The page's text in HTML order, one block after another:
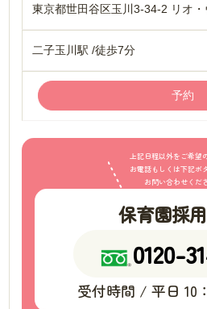
東京都世田谷区玉川3-34-2 リオ
二子玉川駅 /徒歩7分
予約
上記日程以外をご希望
お電話もしくは下記ボ
お問い合わせくだ
保育園採
0120-
受付時間 / 平日 10